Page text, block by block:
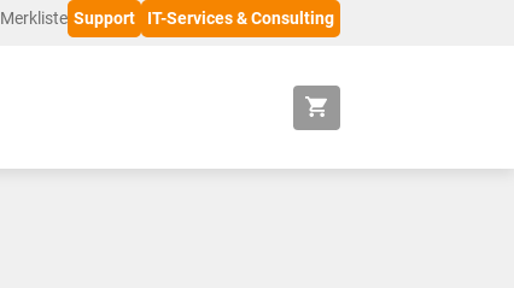
Merkliste Support IT-Services & Consulting